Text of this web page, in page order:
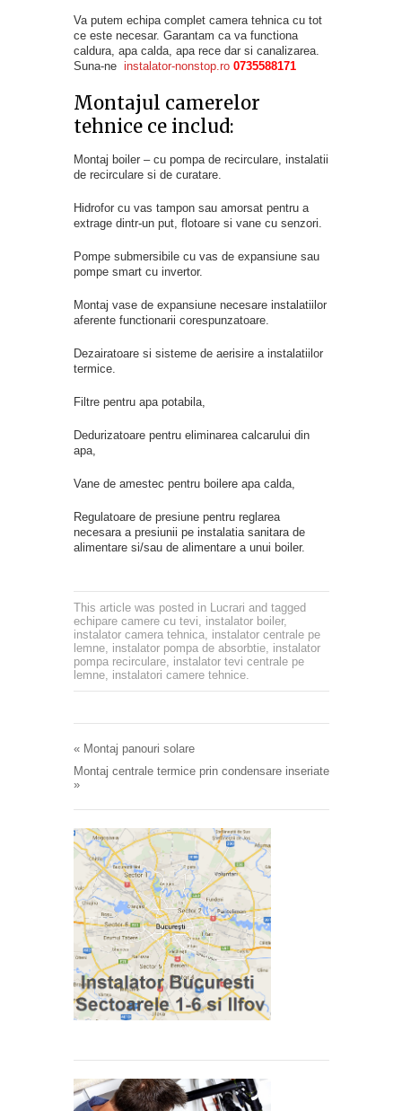
Va putem echipa complet camera tehnica cu tot
ce este necesar. Garantam ca va functiona
caldura, apa calda, apa rece dar si canalizarea.
Suna-ne instalator-nonstop.ro 0735588171
Montajul camerelor
tehnice ce includ:
Montaj boiler – cu pompa de recirculare, instalatii
de recirculare si de curatare.
Hidrofor cu vas tampon sau amorsat pentru a
extrage dintr-un put, flotoare si vane cu senzori.
Pompe submersibile cu vas de expansiune sau
pompe smart cu invertor.
Montaj vase de expansiune necesare instalatiilor
aferente functionarii corespunzatoare.
Dezairatoare si sisteme de aerisire a instalatiilor
termice.
Filtre pentru apa potabila,
Dedurizatoare pentru eliminarea calcarului din
apa,
Vane de amestec pentru boilere apa calda,
Regulatoare de presiune pentru reglarea
necesara a presiunii pe instalatia sanitara de
alimentare si/sau de alimentare a unui boiler.
This article was posted in Lucrari and tagged
echipare camere cu tevi
instalator boiler,
instalator camera tehnica, instalator centrale pe
lemne, instalator pompa de absorbtie, instalator
pompa recirculare, instalator tevi centrale pe
lemne, instalatori camere tehnice.
«Montaj panouri solare
Montaj centrale termice prin condensare inseriate
»